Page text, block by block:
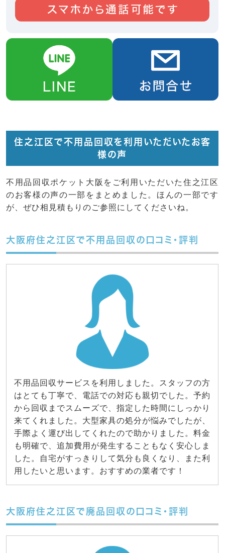
住之江区で不用品回収を利用いただいたお客
様の声
不用品回収ポケット大阪をご利用いただいた住之江区
のお客様の声の一部をまとめました。ほんの一部です
が、ぜひ相見積もりのご参照にしてくださいね。
大阪府住之江区で不用品回収の口コミ・評判
不用品回収サービスを利用しました。スタッフの方
はとても丁寧で、電話での対応も親切でした。予約
から回収までスムーズで、指定した時間にしっかり
来てくれました。大型家具の処分が悩みでしたが、
手際よく運び出してくれたので助かりました。料金
も明確で、追加費用が発生することもなく安心しま
した。自宅がすっきりして気分も良くなり、また利
用したいと思います。おすすめの業者です！
大阪府住之江区で廃品回収の口コミ・評判